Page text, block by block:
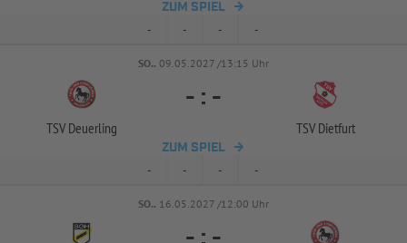
ZUM SPIEL
- - - -
SO.. 09.05.2027 /13:15 Uhr
TSV Deuerling
- : -
TSV Dietfurt
ZUM SPIEL
- - - -
SO.. 16.05.2027 /12:00 Uhr